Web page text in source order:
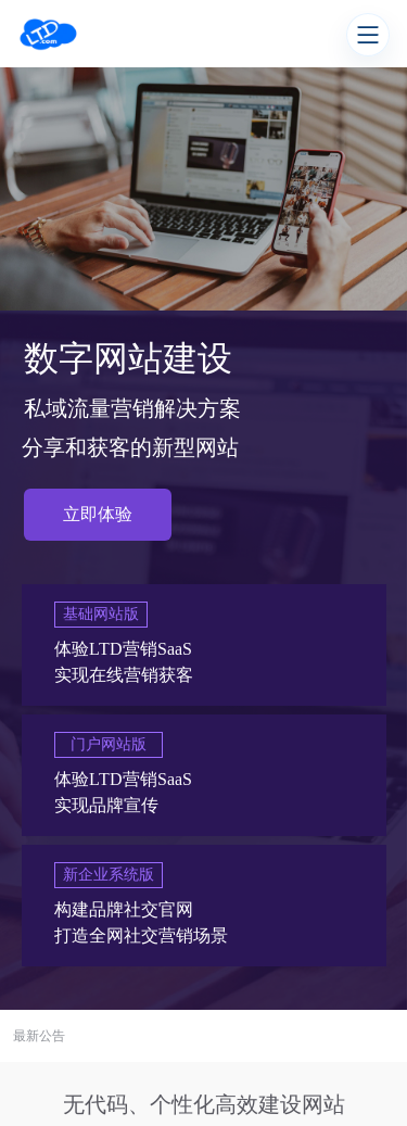
数字网站建设
私域流量营销解决方案
立即体验
基础网站版
体验LTD营销SaaS
实现在线营销获客
门户网站版
体验LTD营销SaaS
实现品牌宣传
分享和获客的新型网站
新企业系统版
构建品牌社交官网
打造全网社交营销场景
最新公告
无代码、个性化高效建设网站